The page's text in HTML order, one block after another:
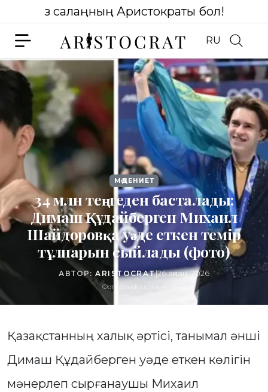
Өз салаңның Аристократы бол!
RU
МӘДЕНИЕТ
34 млн теңгеден басталады:
Димаш Құдайберген Михаил
Шайдоровқа уәде еткен темір
тұлпарын сыйлады (фото)
АВТОР:ARISTOCRAT|26 ақпан, 2026
Фото:Stan.kz collage
Қазақстанның халық әртісі, танымал әнші
Димаш Құдайберген уәде еткен көлігін
мәнерлеп сырғанаушы Михаил